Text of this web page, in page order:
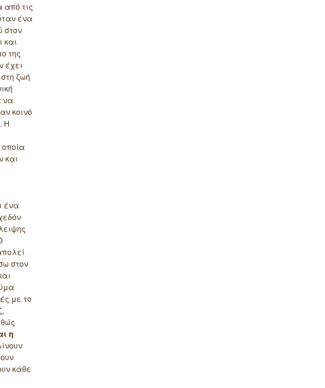
από τις
ένα
στον
και
της
έχει
ζωή
να
κοινό
Η
και
ένα
στον
με το
η
κάθε